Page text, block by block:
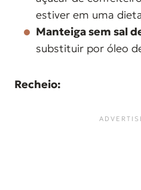
estiver em uma
Manteiga sem sal
substituir por óleo
Recheio: